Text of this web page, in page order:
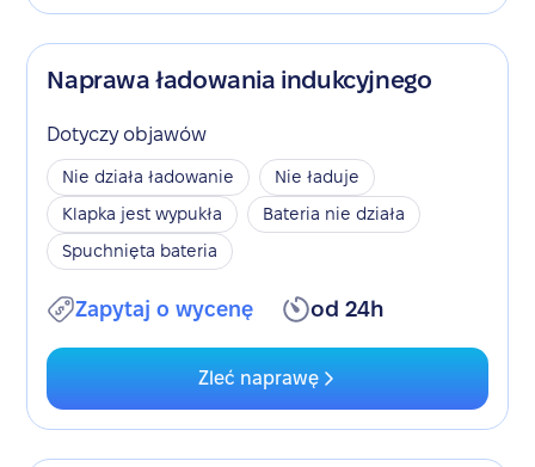
Naprawa ładowania indukcyjnego
Dotyczy objawów
Nie działa ładowanie
Nie ładuje
Klapka jest wypukła
Bateria nie działa
Spuchnięta bateria
Zapytaj o wycenę od 24h
Zleć naprawę